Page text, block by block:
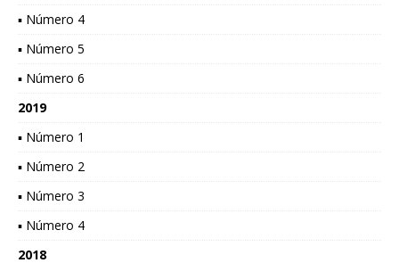
▪ Número 4
▪ Número 5
▪ Número 6
2019
▪ Número 1
▪ Número 2
▪ Número 3
▪ Número 4
2018